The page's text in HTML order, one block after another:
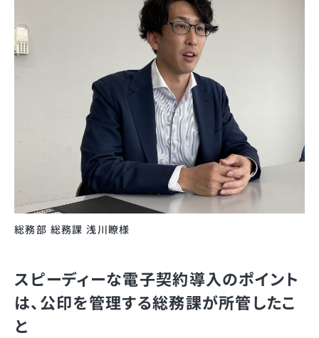
総務部 総務課 浅川瞭様
スピーディーな電子契約導入のポイント
は、公印を管理する総務課が所管したこ
と